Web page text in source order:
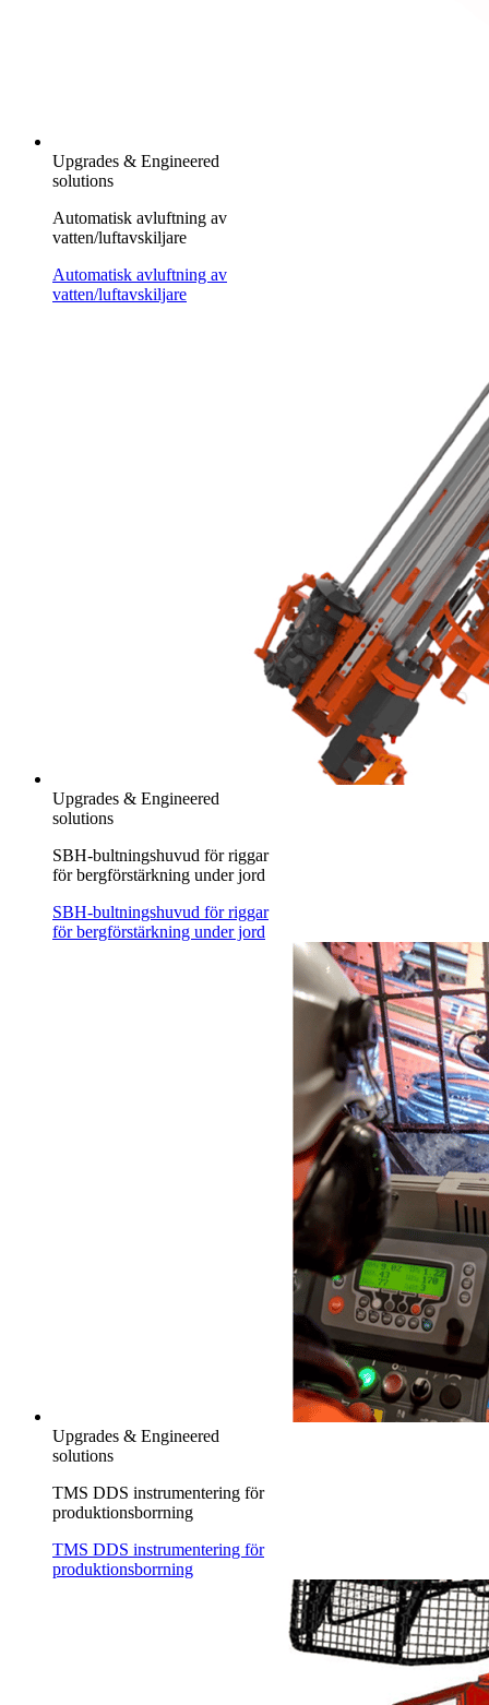
Upgrades & Engineered
solutions
Automatisk avluftning av
vatten/luftavskiljare
Automatisk avluftning av
vatten/luftavskiljare
Upgrades & Engineered
solutions
SBH-bultningshuvud för riggar
för bergförstärkning under jord
SBH-bultningshuvud för riggar
för bergförstärkning under jord
Upgrades & Engineered
solutions
TMS DDS instrumentering för
produktionsborrning
TMS DDS instrumentering för
produktionsborrning